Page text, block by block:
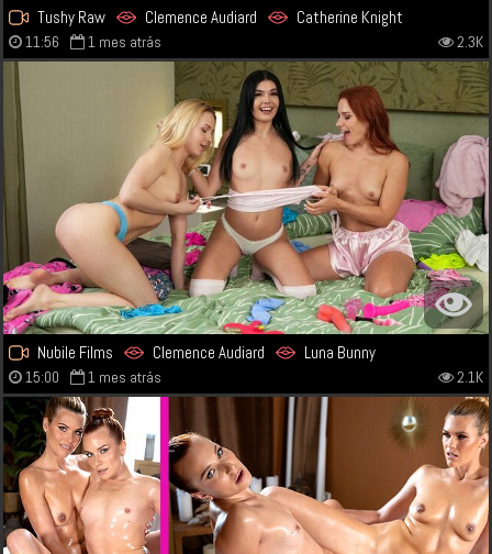
Tushy Raw Clemence Audiard Catherine Knight
11:56 1 mes atrás 2.3K
Nubile Films Clemence Audiard Luna Bunny
15:00 1 mes atrás 2.1K